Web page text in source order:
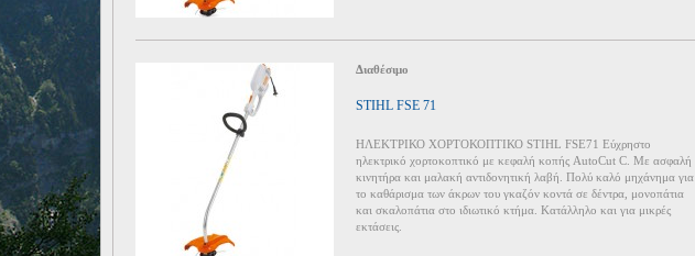
Διαθέσιμο
STIHL FSE 71
ΗΛΕΚΤΡΙΚΟ ΧΟΡΤΟΚΟΠΤΙΚΟ STIHL FSE71 Εύχρηστο
ηλεκτρικό χορτοκοπτικό με κεφαλή κοπής AutoCut C. Με ασφαλή
κινητήρα και μαλακή αντιδονητική λαβή. Πολύ καλό μηχάνημα για
το καθάρισμα των άκρων του γκαζόν κοντά σε δέντρα, μονοπάτια
και σκαλοπάτια στο ιδιωτικό κτήμα. Κατάλληλο και για μικρές
εκτάσεις.